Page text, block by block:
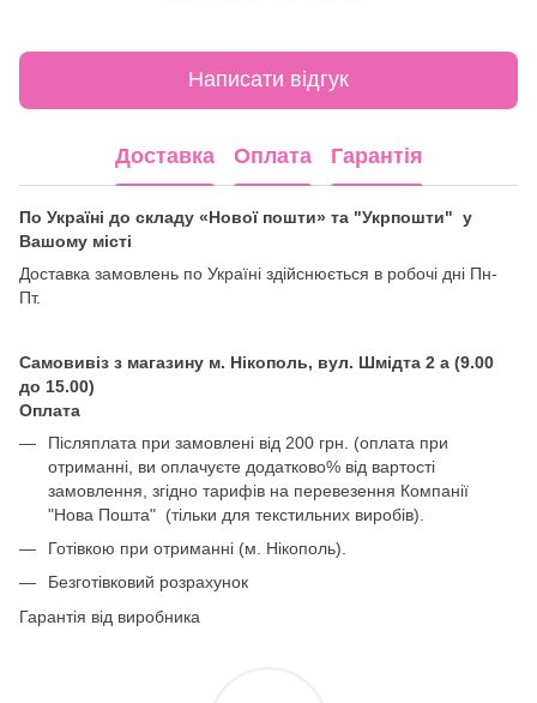
Написати відгук
Доставка Оплата Гарантія
По Україні до складу «Нової пошти» та "Укрпошти" у
Вашому місті
Доставка замовлень по Україні здійснюється в робочі дні Пн-
Пт.
Самовивіз з магазину м. Нікополь, вул. Шмідта 2 а (9.00
до 15.00)
Оплата
Післяплата при замовлені від 200 грн. (оплата при
отриманні, ви оплачуєте додатково% від вартості
замовлення, згідно тарифів на перевезення Компанії
"Нова Пошта" (тільки для текстильних виробів).
Готівкою при отриманні (м. Нікополь).
Безготівковий розрахунок
Гарантія від виробника